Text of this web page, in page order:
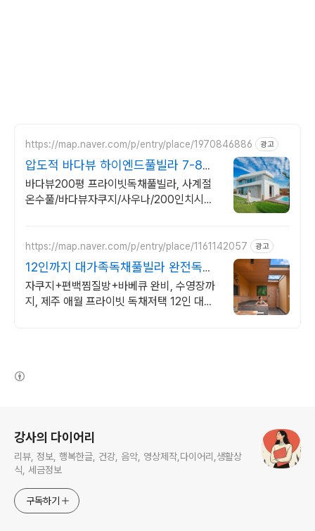
https://map.naver.com/p/entry/place/1970846886 광고
압도적 바다뷰 하이엔드풀빌라 7-8월
한정 수영장 포함
바다뷰200평 프라이빗독채풀빌라, 사계절
온수풀/바다뷰자쿠지/사우나/200인치시네
https://map.naver.com/p/entry/place/1161142057 광고
12인까지 대가족독채풀빌라 완전독채
프라이빗 가족저택
자쿠지+편백찜질방+바베큐 완비, 수영장까
지, 제주 애월 프라이빗 독채저택 12인 대가
강사의 다이어리
리뷰, 정보, 행복한글, 건강, 음악, 영상제작,다이어리,생활상
식, 세금정보
구독하기